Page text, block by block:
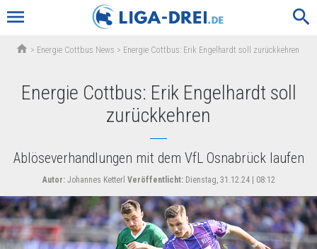
menu search
home > Energie Cottbus News > Energie Cottbus: Erik Engelhardt soll zurückkehren
Energie Cottbus: Erik Engelhardt soll
zurückkehren
Ablöseverhandlungen mit dem VfL Osnabrück laufen
Autor:Johannes Ketterl Veröffentlicht:Dienstag, 31.12.24 | 08:12